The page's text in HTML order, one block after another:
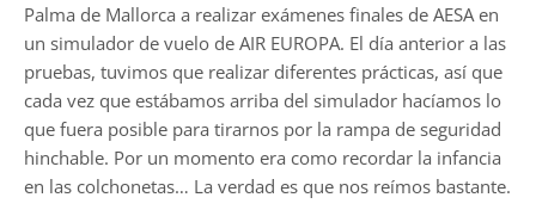
Palma de Mallorca a realizar exámenes finales de AESA en
un simulador de vuelo de AIR EUROPA. El día anterior a las
pruebas, tuvimos que realizar diferentes prácticas, así que
cada vez que estábamos arriba del simulador hacíamos lo
que fuera posible para tirarnos por la rampa de seguridad
hinchable. Por un momento era como recordar la infancia
en las colchonetas… La verdad es que nos reímos bastante.